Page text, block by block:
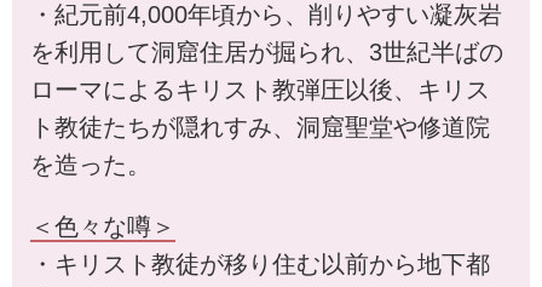
・紀元前4,000年頃から、削りやすい凝灰岩
を利用して洞窟住居が掘られ、3世紀半ばの
ローマによるキリスト教弾圧以後、キリス
ト教徒たちが隠れすみ、洞窟聖堂や修道院
を造った。
＜色々な噂＞
・キリスト教徒が移り住む以前から地下都